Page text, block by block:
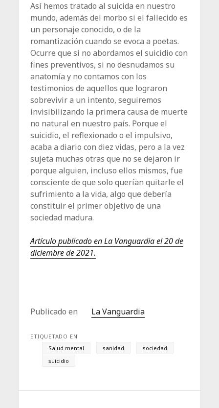
Así hemos tratado al suicida en nuestro
mundo, además del morbo si el fallecido es
un personaje conocido, o de la
romantización cuando se evoca a poetas.
Ocurre que si no abordamos el suicidio con
fines preventivos, si no desnudamos su
anatomía y no contamos con los
testimonios de aquellos que lograron
sobrevivir a un intento, seguiremos
invisibilizando la primera causa de muerte
no natural en nuestro país. Porque el
suicidio, el reflexionado o el impulsivo,
acaba a diario con diez vidas, pero a la vez
sujeta muchas otras que no se dejaron ir
porque alguien, incluso ellos mismos, fue
consciente de que solo querían quitarle el
sufrimiento a la vida, algo que debería
constituir el primer objetivo de una
sociedad madura.
Artículo publicado en La Vanguardia el 20 de
diciembre de 2021.
Publicado en La Vanguardia
ETIQUETADO EN
Salud mental
sanidad
sociedad
suicidio